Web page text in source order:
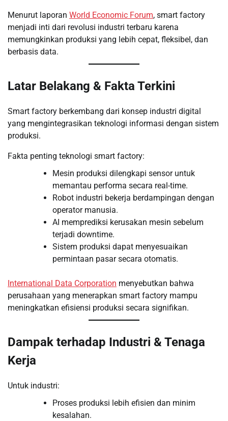
Menurut laporan World Economic Forum, smart factory
menjadi inti dari revolusi industri terbaru karena
memungkinkan produksi yang lebih cepat, fleksibel, dan
berbasis data.
Latar Belakang & Fakta Terkini
Smart factory berkembang dari konsep industri digital
yang mengintegrasikan teknologi informasi dengan sistem
produksi.
Fakta penting teknologi smart factory:
Mesin produksi dilengkapi sensor untuk
memantau performa secara real-time.
Robot industri bekerja berdampingan dengan
operator manusia.
AI memprediksi kerusakan mesin sebelum
terjadi downtime.
Sistem produksi dapat menyesuaikan
permintaan pasar secara otomatis.
International Data Corporation menyebutkan bahwa
perusahaan yang menerapkan smart factory mampu
meningkatkan efisiensi produksi secara signifikan.
Dampak terhadap Industri & Tenaga
Kerja
Untuk industri:
Proses produksi lebih efisien dan minim
kesalahan.